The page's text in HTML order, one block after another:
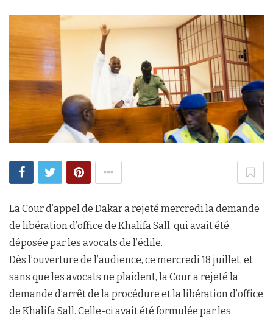
La Cour d’appel de Dakar a rejeté mercredi la demande
de libération d’office de Khalifa Sall, qui avait été
déposée par les avocats de l’édile.
Dès l’ouverture de l’audience, ce mercredi 18 juillet, et
sans que les avocats ne plaident, la Cour a rejeté la
demande d’arrêt de la procédure et la libération d’office
de Khalifa Sall. Celle-ci avait été formulée par les